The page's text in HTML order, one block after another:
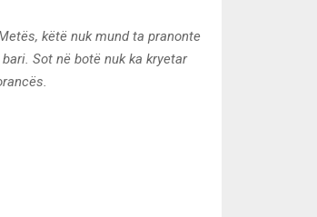
këtë nuk mund ta pranonte
Sot në botë nuk ka kryetar